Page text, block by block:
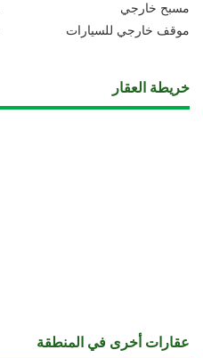
مسبح خارجي
موقف خارجي للسيارات
خريطة العقار
عقارات أخرى في المنطقة